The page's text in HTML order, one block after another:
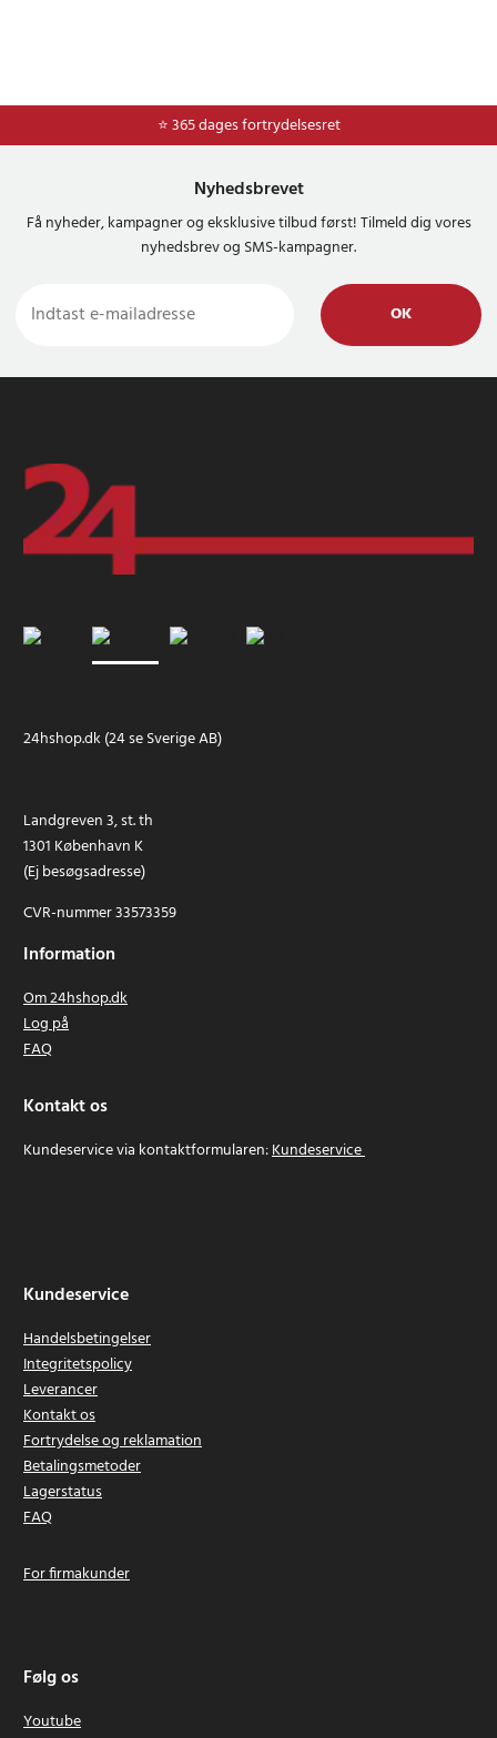
⭐ 365 dages fortrydelsesret
⭐ Nem og sikker betaling med mobilepay og dankort
Nyhedsbrevet
Få nyheder, kampagner og eksklusive tilbud først! Tilmeld dig vores
nyhedsbrev og SMS-kampagner.
OK
24hshop.dk (24 se Sverige AB)
Landgreven 3, st. th
1301 København K
(Ej besøgsadresse)
CVR-nummer 33573359
Information
Om 24hshop.dk
Log på
FAQ
Kontakt os
Kundeservice via kontaktformularen:Kundeservice
Kundeservice
Handelsbetingelser
Integritetspolicy
Leverancer
Kontakt os
Fortrydelse og reklamation
Betalingsmetoder
Lagerstatus
FAQ
For firmakunder
Følg os
Youtube